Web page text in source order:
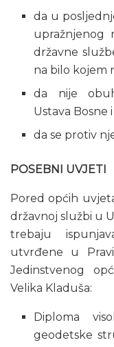
da u
upražnjenog
državne
na bilo kojem
da nije
Ustava Bosne
da se protiv
POSEBNI UVJETI
Pored općih
državnoj službi u
trebaju
utvrđene u
Jedinstvenog
Velika Kladuša:
Diploma
geodetske